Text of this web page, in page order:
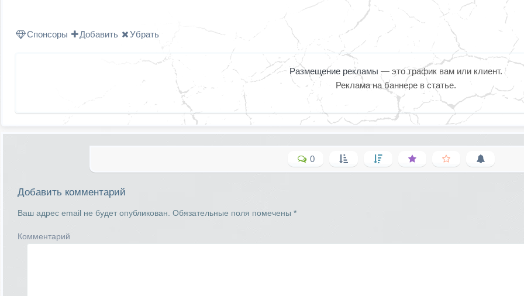
Спонсоры Добавить Убрать
Размещение рекламы — это трафик вам или клиент.
Реклама на баннере в статье.
0
Добавить комментарий
Ваш адрес email не будет опубликован. Обязательные поля помечены *
Комментарий